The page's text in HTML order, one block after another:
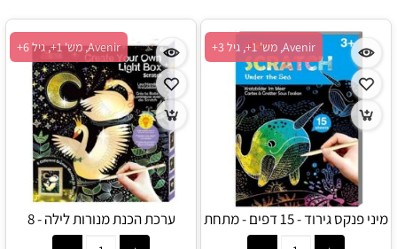
Avenir, מש' 1+, גיל 3+
מיני פנקס גירוד - 15 דפים - מתחת
לים - Avenir
Avenir, מש' 1+, גיל 6+
ערכת הכנת מנורות לילה - 8
תמונות שונות - Avenir